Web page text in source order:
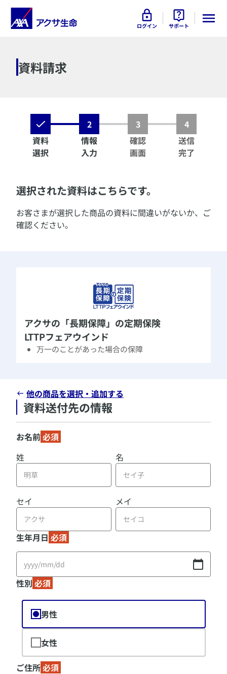
ログイン サポート
資料請求
資料
選択
2
情報
入力
3
確認
画面
4
送信
完了
選択された資料はこちらです。
お客さまが選択した商品の資料に間違いがないか、ご
確認ください。
​アクサの「長期保障」の定期保険
LTTPフェアウインド
万一のことがあった場合の保障
他の商品を選択・追加する
資料送付先の情報
お名前必須
姓
名
セイ メイ
生年月日 必須
性別 必須
男性
女性
ご住所必須